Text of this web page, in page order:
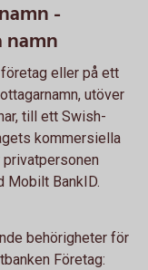
-
namn
eller på ett
utöver
till ett Swish-
kommersiella
Mobilt BankID.
behörigheter för
Företag: